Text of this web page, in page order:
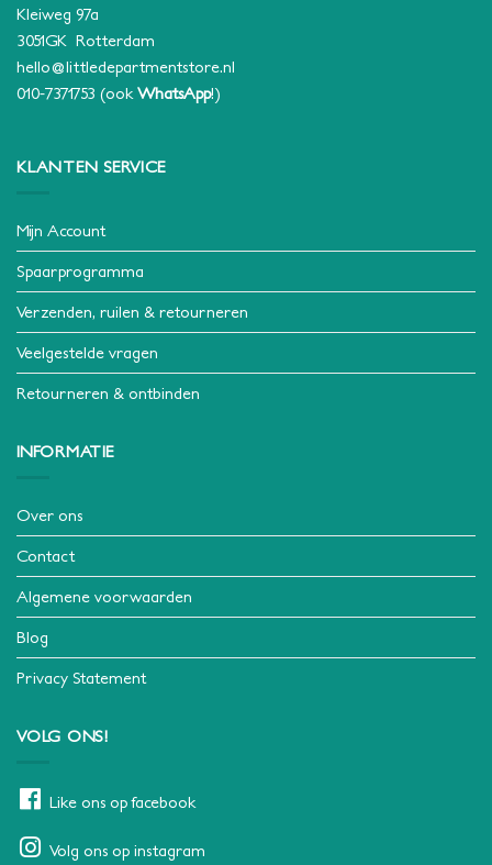
Kleiweg 97a
3051GK Rotterdam
hello@littledepartmentstore.nl
010-7371753 (ook WhatsApp!)
KLANTEN SERVICE
Mijn Account
Spaarprogramma
Verzenden, ruilen & retourneren
Veelgestelde vragen
Retourneren & ontbinden
INFORMATIE
Over ons
Contact
Algemene voorwaarden
Blog
Privacy Statement
VOLG ONS!
Like ons op facebook
Volg ons op instagram